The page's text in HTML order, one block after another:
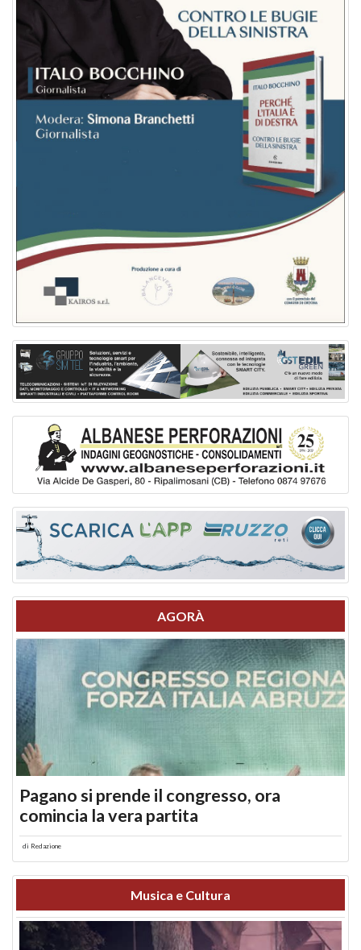
AGORÀ
Pagano si prende il congresso, ora
comincia la vera partita
di Redazione
Musica e Cultura